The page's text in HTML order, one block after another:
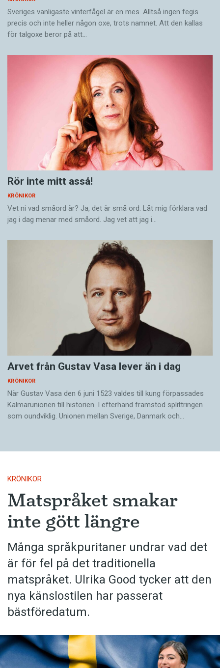
Sveriges vanligaste vinterfågel är en mes. Alltså ingen fegis
precis och inte heller någon oxe, trots namnet. Att den kallas
för talgoxe beror på att…
Rör inte mitt asså!
KRÖNIKOR
Vet ni vad småord är? Ja, det är små ord. Låt mig förklara vad
jag i dag menar med småord. Jag vet att jag i…
Arvet från Gustav Vasa lever än i dag
KRÖNIKOR
När Gustav Vasa den 6 juni 1523 ­valdes till kung förpassades
Kalmar­unionen till historien. I efterhand framstod splittringen
som ound­viklig. ­Unionen ­mellan Sverige, Danmark och…
KRÖNIKOR
Matspråket smakar
inte gött längre
Många språkpuritaner undrar vad det
är för fel på det traditionella
matspråket. Ulrika Good tycker att den
nya känslostilen har passerat
bästföredatum.